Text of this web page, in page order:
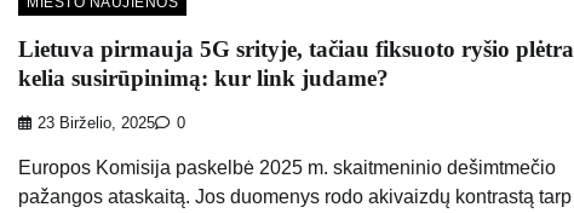
Lietuva pirmauja 5G srityje, tačiau fiksuoto ryšio plėtra
kelia susirūpinimą: kur link judame?
23 Birželio, 2025 0
Europos Komisija paskelbė 2025 m. skaitmeninio dešimtmečio
pažangos ataskaitą. Jos duomenys rodo akivaizdų kontrastą tarp